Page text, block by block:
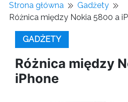
Strona główna
Gadżety
Różnica między Nokia 5800 a
GADŻETY
Różnica między
iPhone